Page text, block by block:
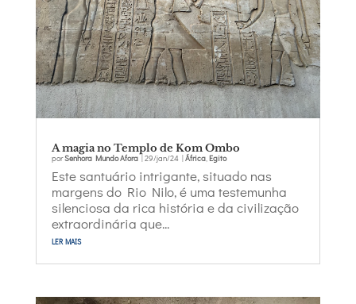
A magia no Templo de Kom Ombo
porSenhora Mundo Afora| 29/jan/24| África, Egito
Este santuário intrigante, situado nas
margens do Rio Nilo, é uma testemunha
silenciosa da rica história e da civilização
extraordinária que...
ler mais